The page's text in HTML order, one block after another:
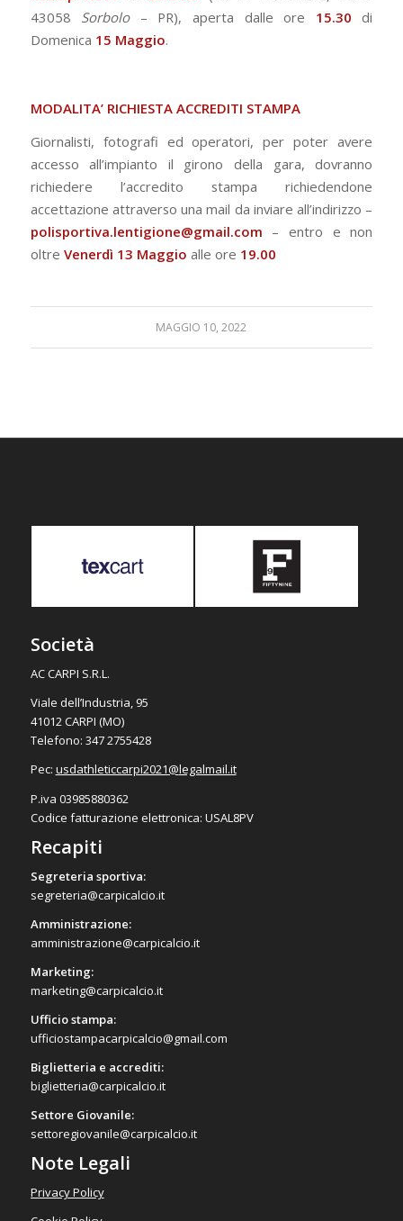
43058 Sorbolo– PR), aperta dalle ore 15.30 di
Domenica 15 Maggio.
MODALITA’ RICHIESTA ACCREDITI STAMPA
Giornalisti, fotografi ed operatori, per poter avere
accesso all’impianto il girono della gara, dovranno
richiedere l’accredito stampa richiedendone
accettazione attraverso una mail da inviare all’indirizzo –
polisportiva.lentigione@gmail.com – entro e non
oltre Venerdì 13 Maggio alle ore 19.00
MAGGIO 10, 2022
Società
AC CARPI S.R.L.
Viale dell’Industria, 95
41012 CARPI (MO)
Telefono: 347 2755428
Pec: usdathleticcarpi2021@legalmail.it
P.iva 03985880362
Codice fatturazione elettronica: USAL8PV
Recapiti
Segreteria sportiva:
segreteria@carpicalcio.it
Amministrazione:
amministrazione@carpicalcio.it
Marketing:
marketing@carpicalcio.it
Ufficio stampa:
ufficiostampacarpicalcio@gmail.com
Biglietteria e accrediti:
biglietteria@carpicalcio.it
Settore Giovanile:
settoregiovanile@carpicalcio.it
Note Legali
Privacy Policy